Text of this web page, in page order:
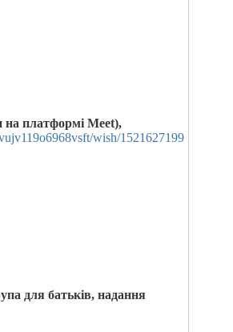
на платформі Meet),
wish/1521627199
для батьків, надання